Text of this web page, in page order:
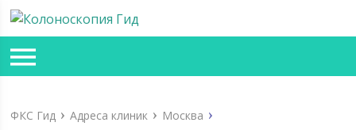
ФКС Гид Адреса клиник Москва